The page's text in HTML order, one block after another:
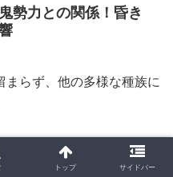
勢力との関係！昏き
らず、他の多様な種族に
彼らと 魔族とのつなが
トップ サイドバー